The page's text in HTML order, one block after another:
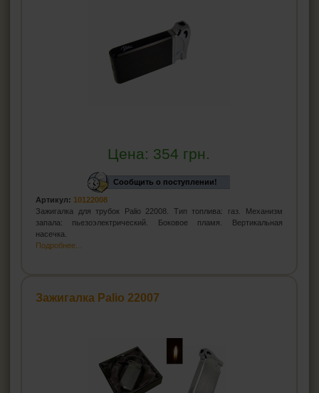
Цена: 354 грн.
Сообщить о поступлении!
Артикул: 10122008
Зажигалка для трубок Palio 22008. Тип топлива: газ. Механизм
запала: пьезоэлектрический. Боковое пламя. Вертикальная
насечка.
Подробнее...
Зажигалка Palio 22007